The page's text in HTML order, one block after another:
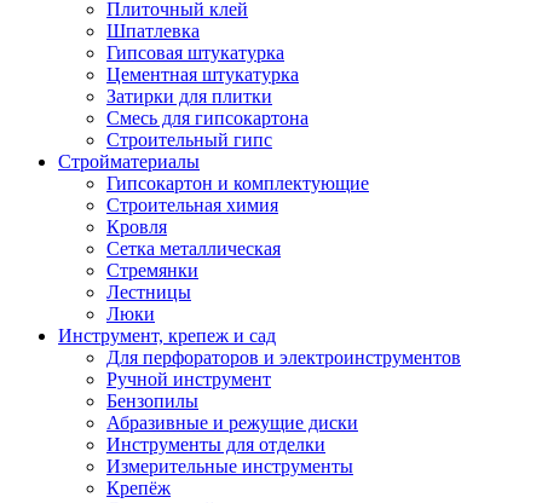
Плиточный клей
Шпатлевка
Гипсовая штукатурка
Цементная штукатурка
Затирки для плитки
Смесь для гипсокартона
Строительный гипс
Стройматериалы
Гипсокартон и комплектующие
Строительная химия
Кровля
Сетка металлическая
Стремянки
Лестницы
Люки
Инструмент, крепеж и сад
Для перфораторов и электроинструментов
Ручной инструмент
Бензопилы
Абразивные и режущие диски
Инструменты для отделки
Измерительные инструменты
Крепёж